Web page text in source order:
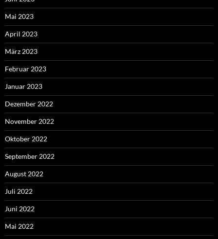
Mai 2023
April 2023
März 2023
Februar 2023
Januar 2023
Dezember 2022
November 2022
Oktober 2022
September 2022
August 2022
Juli 2022
Juni 2022
Mai 2022